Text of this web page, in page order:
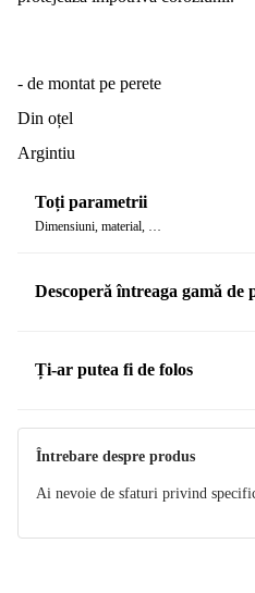
- de montat pe perete
Din oțel
Argintiu
Toți parametrii
Dimensiuni, material, …
Descoperă întreaga gamă de
Ți-ar putea fi de folos
Întrebare despre produs
Ai nevoie de sfaturi privind